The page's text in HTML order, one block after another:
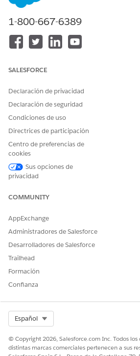
Reto comercial
Muchos portales de catálogo de servicio
navegar, creando lo que se siente
los empleados no pueden encontrar
principal, abrir un navegador y rellenar
Solución
La solicitud de elementos de catálogo en
problemas proporcionando una
sin esfuerzo.
Los empleados pueden indicar sus
lenguaje sencillo, transformando la
forma estática a una conversación
directamente en Slack. Esto mejora
Cree un agente personalizado para
1-800-667-6389
SALESFORCE
Declaración de privacidad
Declaración de seguridad
Condiciones de uso
Directrices de participación
Centro de preferencias de
cookies
Sus opciones de
privacidad
COMMUNITY
AppExchange
Administradores de Salesforce
Desarrolladores de Salesforce
Trailhead
Formación
Confianza
Español
© Copyright 2026, Salesforce.com Inc. Todos los
distintas marcas comerciales pertenecen a sus